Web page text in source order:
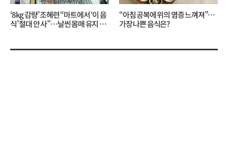
‘8kg 감량’ 조혜련 “마트에서 ‘이 음
식’ 절대 안 사”…날씬 몸매 유지 비
“아침 공복에 위의 염증 느껴져”…
가장 나쁜 음식은?